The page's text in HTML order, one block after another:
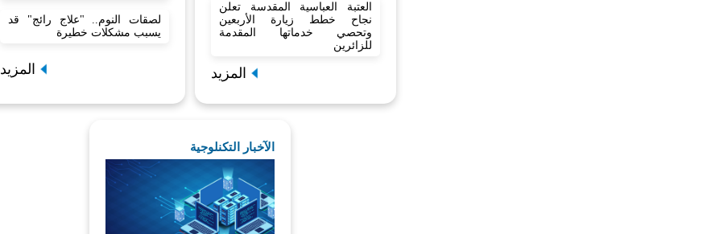
العتبة العباسية المقدسة تعلن
نجاح خطط زيارة الأربعين
وتحصي خدماتها المقدمة
للزائرين
المزيد
لصقات النوم.. "علاج رائج" قد
يسبب مشكلات خطيرة
المزيد
الآخبار التكنلوجية